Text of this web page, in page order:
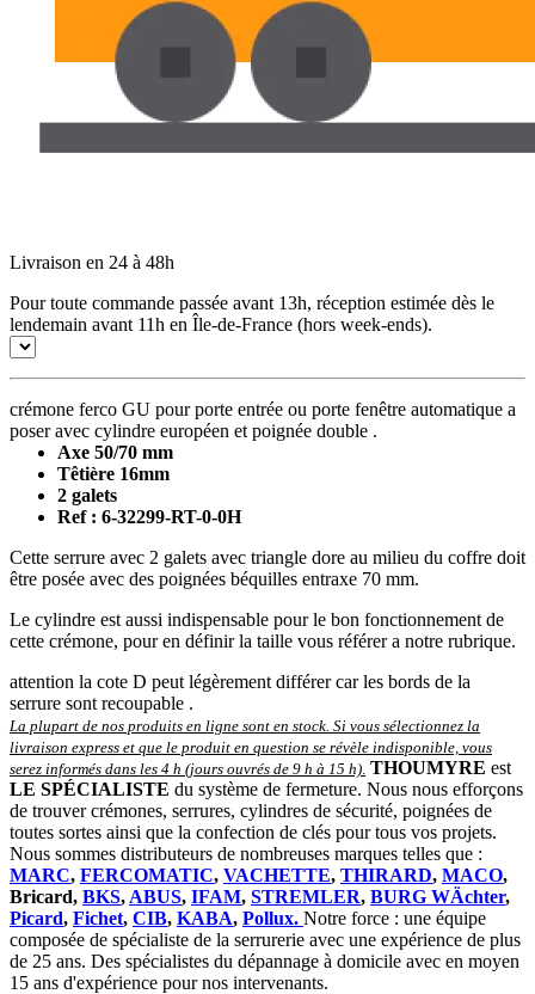
Livraison en 24 à 48h
Pour toute commande passée avant 13h, réception estimée dès le
lendemain avant 11h en Île-de-France (hors week-ends).
crémone ferco GU pour porte entrée ou porte fenêtre automatique a
poser avec cylindre européen et poignée double .
Axe 50/70 mm
Têtière 16mm
2 galets
Ref : 6-32299-RT-0-0H
Cette serrure avec 2 galets avec triangle dore au milieu du coffre doit
être posée avec des poignées béquilles entraxe 70 mm.
Le cylindre est aussi indispensable pour le bon fonctionnement de
cette crémone, pour en définir la taille vous référer a notre rubrique.
attention la cote D peut légèrement différer car les bords de la
serrure sont recoupable .
La plupart de nos produits en ligne sont en stock. Si vous sélectionnez la
livraison express et que le produit en question se révèle indisponible, vous
serez informés dans les 4 h (jours ouvrés de 9 h à 15 h) THOUMYRE est
LE SPÉCIALISTE du système de fermeture. Nous nous efforçons
de trouver crémones, serrures, cylindres de sécurité, poignées de
toutes sortes ainsi que la confection de clés pour tous vos projets.
Nous sommes distributeurs de nombreuses marques telles que :
MARC, FERCOMATIC, VACHETTE, THIRARD, MACO,
Bricard, BKS, ABUS, IFAM, STREMLER, BURG WÄchter,
Picard, Fichet, CIB, KABA, Pollux. Notre force : une équipe
composée de spécialiste de la serrurerie avec une expérience de plus
de 25 ans. Des spécialistes du dépannage à domicile avec en moyen
15 ans d'expérience pour nos intervenants.